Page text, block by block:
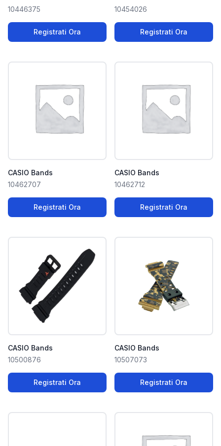
10446375
Registrati Ora
10454026
Registrati Ora
CASIO Bands
10462707
Registrati Ora
CASIO Bands
10462712
Registrati Ora
CASIO Bands
10500876
Registrati Ora
CASIO Bands
10507073
Registrati Ora